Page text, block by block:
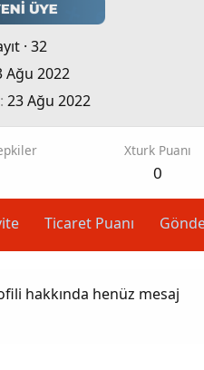
· 32
Ağu 2022
23 Ağu 2022
Xturk Puanı
0
Ticaret Puanı
hakkında henüz mesaj